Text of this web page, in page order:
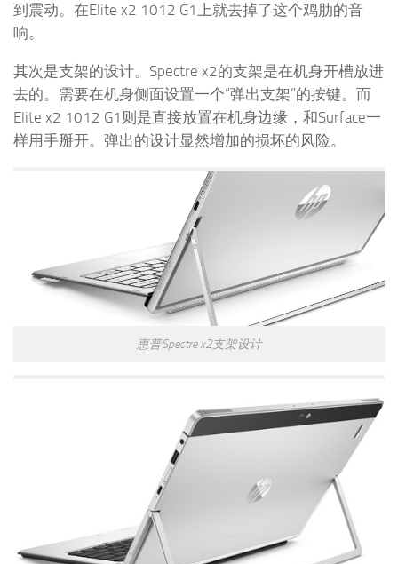
到震动。在Elite x2 1012 G1上就去掉了这个鸡肋的音
响。
其次是支架的设计。Spectre x2的支架是在机身开槽放进
去的。需要在机身侧面设置一个“弹出支架”的按键。而
Elite x2 1012 G1则是直接放置在机身边缘，和Surface一
样用手掰开。弹出的设计显然增加的损坏的风险。
惠普Spectre x2支架设计